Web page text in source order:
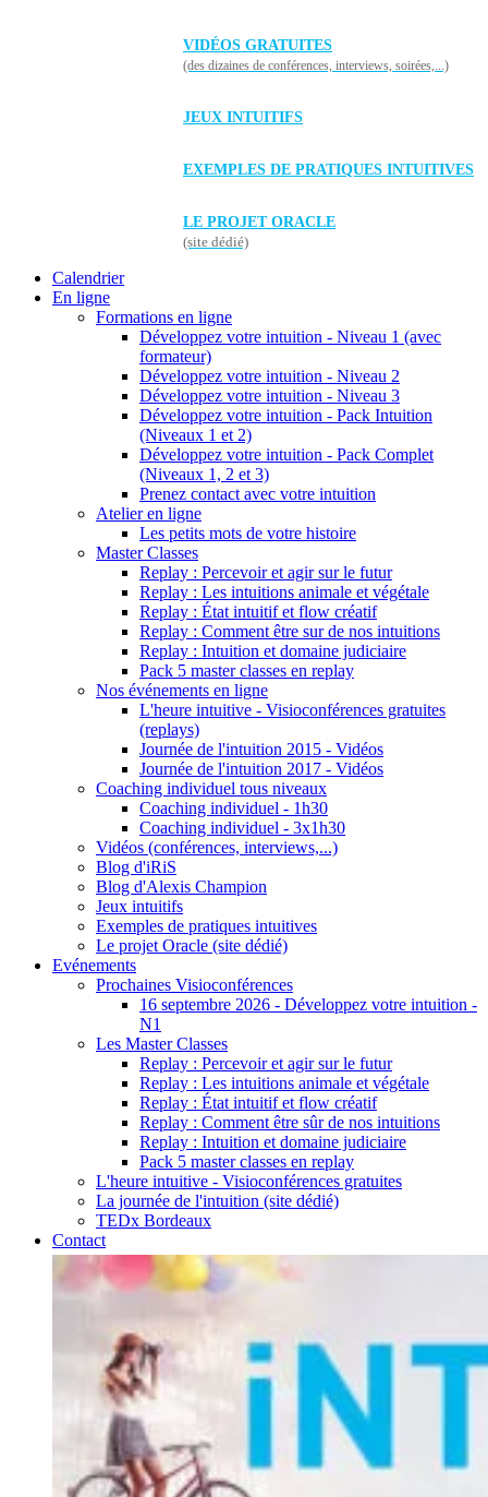
VIDÉOS GRATUITES
(des dizaines de conférences, interviews, soirées,...)
JEUX INTUITIFS
EXEMPLES DE PRATIQUES INTUITIVES
LE PROJET ORACLE
(site dédié)
Calendrier
En ligne
Formations en ligne
Développez votre intuition - Niveau 1 (avec
formateur)
Développez votre intuition - Niveau 2
Développez votre intuition - Niveau 3
Développez votre intuition - Pack Intuition
(Niveaux 1 et 2)
Développez votre intuition - Pack Complet
(Niveaux 1, 2 et 3)
Prenez contact avec votre intuition
Atelier en ligne
Les petits mots de votre histoire
Master Classes
Replay : Percevoir et agir sur le futur
Replay : Les intuitions animale et végétale
Replay : État intuitif et flow créatif
Replay : Comment être sur de nos intuitions
Replay : Intuition et domaine judiciaire
Pack 5 master classes en replay
Nos événements en ligne
L'heure intuitive - Visioconférences gratuites
(replays)
Journée de l'intuition 2015 - Vidéos
Journée de l'intuition 2017 - Vidéos
Coaching individuel tous niveaux
Coaching individuel - 1h30
Coaching individuel - 3x1h30
Vidéos (conférences, interviews,...)
Blog d'iRiS
Blog d'Alexis Champion
Jeux intuitifs
Exemples de pratiques intuitives
Le projet Oracle (site dédié)
Evénements
Prochaines Visioconférences
16 septembre 2026 - Développez votre intuition -
N1
Les Master Classes
Replay : Percevoir et agir sur le futur
Replay : Les intuitions animale et végétale
Replay : État intuitif et flow créatif
Replay : Comment être sûr de nos intuitions
Replay : Intuition et domaine judiciaire
Pack 5 master classes en replay
L'heure intuitive - Visioconférences gratuites
La journée de l'intuition (site dédié)
TEDx Bordeaux
Contact